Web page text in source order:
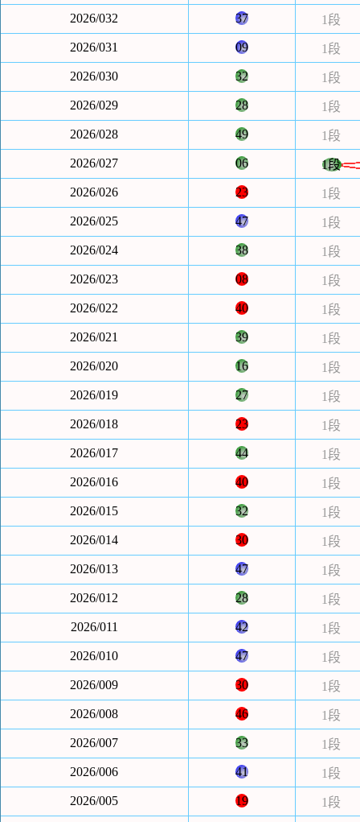
2026/032 37
1段
2026/031
09
1段
2026/030
32
1段
2026/029
28
1段
2026/028
49
1段
2026/027
06
1段
2026/026
23
1段
2026/025
47
1段
2026/024
38
1段
2026/023
08
1段
2026/022
40
1段
2026/021
39
1段
2026/020
16
1段
2026/019
27
1段
2026/018
23
1段
2026/017
44
1段
2026/016
40
1段
2026/015
32
1段
2026/014
30
1段
2026/013
47
1段
2026/012
28
1段
2026/011
42
1段
2026/010
47
1段
2026/009
30
1段
2026/008
46
1段
2026/007
33
1段
2026/006
41
1段
2026/005
19
1段